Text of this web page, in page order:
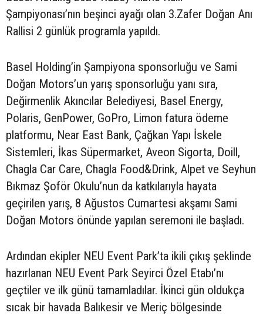
Şampiyonası’nın beşinci ayağı olan 3.Zafer Doğan Anı
Rallisi 2 günlük programla yapıldı.
Basel Holding’in Şampiyona sponsorluğu ve Sami
Doğan Motors’un yarış sponsorluğu yanı sıra,
Değirmenlik Akıncılar Belediyesi, Basel Energy,
Polaris, GenPower, GoPro, Limon fatura ödeme
platformu, Near East Bank, Çağkan Yapı İskele
Sistemleri, İkas Süpermarket, Aveon Sigorta, Doill,
Chagla Car Care, Chagla Food&Drink, Alpet ve Seyhun
Bıkmaz Şoför Okulu’nun da katkılarıyla hayata
geçirilen yarış, 8 Ağustos Cumartesi akşamı Sami
Doğan Motors önünde yapılan seremoni ile başladı.
Ardından ekipler NEU Event Park’ta ikili çıkış şeklinde
hazırlanan NEU Event Park Seyirci Özel Etabı’nı
geçtiler ve ilk günü tamamladılar. İkinci gün oldukça
sıcak bir havada Balıkesir ve Meriç bölgesinde